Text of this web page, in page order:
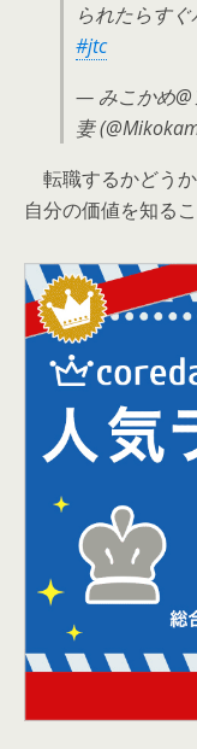
られたらす
#jtc
— みこかめ@
妻
転職するかどう
自分の価値を知る